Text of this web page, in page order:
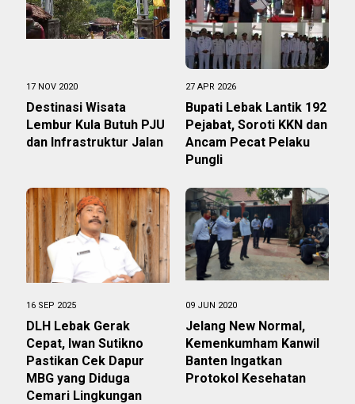
17 NOV 2020
Destinasi Wisata
Lembur Kula Butuh PJU
dan Infrastruktur Jalan
27 APR 2026
Bupati Lebak Lantik 192
Pejabat, Soroti KKN dan
Ancam Pecat Pelaku
Pungli
16 SEP 2025
DLH Lebak Gerak
Cepat, Iwan Sutikno
Pastikan Cek Dapur
MBG yang Diduga
Cemari Lingkungan
09 JUN 2020
Jelang New Normal,
Kemenkumham Kanwil
Banten Ingatkan
Protokol Kesehatan